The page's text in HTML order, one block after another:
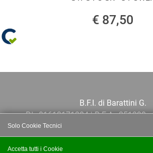
€ 87,50
B.F.I. di Barattini G.
P.I.: 01613171204 | R.E.A.: 351290
Po 13E, 40139, Bologna |
444638 | Email:
Accetta tutti i Cookie
Solo Cookie Tecnici
Salva